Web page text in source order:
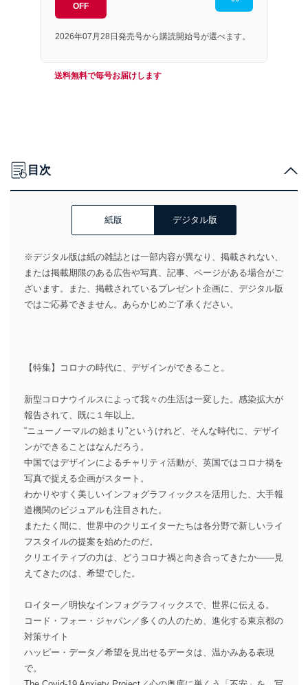
OFF
2026年07月28日発売号から購読開始号が選べます。
送料無料で毎号お届けします
目次
紙版 デジタル版
※デジタル版は紙の雑誌とは一部内容が異なり、掲載されない、
または掲載期限のある広告や写真、記事、ページがある場合がご
ざいます。また、掲載されているプレゼント企画に、デジタル版
ではご応募できません。あらかじめご了承ください。
【特集】コロナの時代に、デザインができること。
新型コロナウイルスによって我々の生活は一変した。感染拡大が
報告されて、既に１年以上。
“ニューノーマルの始まり”というけれど、そんな時代に、デザイ
ンができることはなんだろう。
中国ではデザインによるチャリティ活動が、英国ではコロナ禍を
写真で捉える企画がスタート。
わかりやすく美しいインフォグラフィックスを活用した、大手報
道機関のビジュアルも注目された。
またたく間に、世界中のクリエイターたちは各分野で新しいライ
フスタイルの提案を始めたのだ。
クリエイティブの力は、どうコロナ禍と向き合ってきたか――見
えてきたのは、希望でした。
ロイター／明快なインフォグラフィックスで、世界に伝える。
コード・フォー・ジャパン／多くの人のため、進化する東京都の
対策サイト
ハッピー・データ／希望を見出せるデータは、温かみある表現
で。